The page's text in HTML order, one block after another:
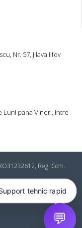
Nr. 57, Jilava Ilfov
Luni pana Vineri, intre
Reg. Com.